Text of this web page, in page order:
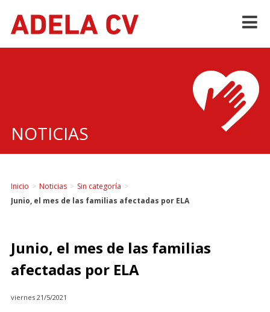
NOTICIAS
Inicio > Noticias > Sin categoría >
Junio, el mes de las familias afectadas por ELA
Junio, el mes de las familias
afectadas por ELA
viernes 21/5/2021